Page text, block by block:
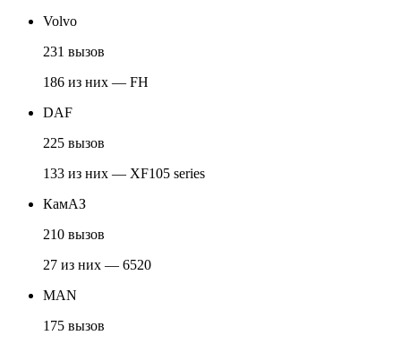
Volvo
231 вызов
186 из них — FH
DAF
225 вызов
133 из них — XF105 series
КамАЗ
210 вызов
27 из них — 6520
MAN
175 вызов